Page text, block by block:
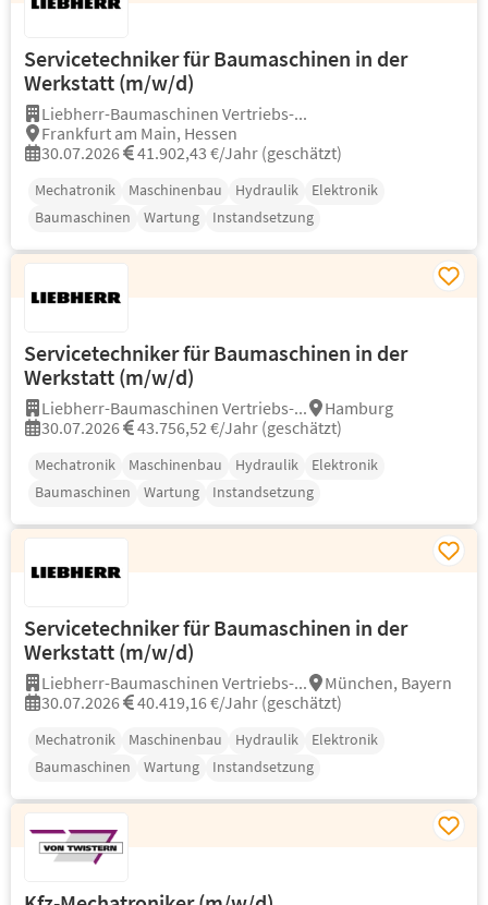
Servicetechniker für Baumaschinen in der
Werkstatt (m/w/d)
Liebherr-Baumaschinen Vertriebs-...
Frankfurt am Main, Hessen
30.07.2026
41.902,43 €/Jahr (geschätzt)
Mechatronik Maschinenbau Hydraulik
Elektronik
Baumaschinen
Wartung Instandsetzung
Servicetechniker für Baumaschinen in der
Werkstatt (m/w/d)
Liebherr-Baumaschinen Vertriebs-...
Hamburg
30.07.2026
43.756,52 €/Jahr (geschätzt)
Mechatronik Maschinenbau Hydraulik
Elektronik
Baumaschinen
Wartung Instandsetzung
Servicetechniker für Baumaschinen in der
Werkstatt (m/w/d)
Liebherr-Baumaschinen Vertriebs-...
München, Bayern
30.07.2026
40.419,16 €/Jahr (geschätzt)
Mechatronik Maschinenbau Hydraulik
Elektronik
Baumaschinen
Wartung Instandsetzung